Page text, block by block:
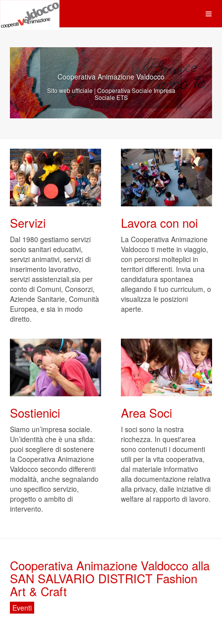
Cooperativa Animazione Valdocco
Sito web ufficiale | Cooperativa Sociale Impresa
Sociale ETS
Servizi
Dal 1980 gestiamo servizi
socio sanitari educativi,
servizi animativi, servizi di
inserimento lavorativo,
servizi assistenziali,sia per
conto di Comuni, Consorzi,
Aziende Sanitarie, Comunità
Europea, e sia in modo
diretto.
Lavora con noi
La Cooperativa Animazione
Valdocco ti mette in viaggio,
con percorsi molteplici in
territori differenti. Invia una
candidatura spontanea
allegando il tuo curriculum, o
visualizza le posizioni
aperte.
Sostienici
Siamo un’impresa sociale.
Un’identità che è una sfida:
puoi scegliere di sostenere
la Cooperativa Animazione
Valdocco secondo differenti
modalità, anche segnalando
uno specifico servizio,
progetto o ambito di
intervento.
Area Soci
I soci sono la nostra
ricchezza. In quest'area
sono contenuti i documenti
utili per la vita cooperativa,
dal materiale informativo
alla documentazione relativa
alla privacy, dalle iniziative di
welfare al rapporto di lavoro.
Cooperativa Animazione Valdocco alla
SAN SALVARIO DISTRICT Fashion
Art & Craft
Eventi